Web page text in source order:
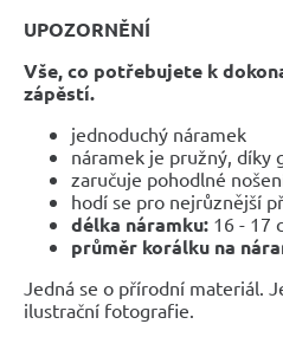
UPOZORNĚNÍ
Vše, co potřebujete k
zápěstí.
jednoduchý náramek
náramek je pružný, díky
zaručuje pohodlné
hodí se pro nejrůznější
délka náramku: 16 - 17
průměr korálku na
Jedná se o přírodní materiál.
ilustrační fotografie.